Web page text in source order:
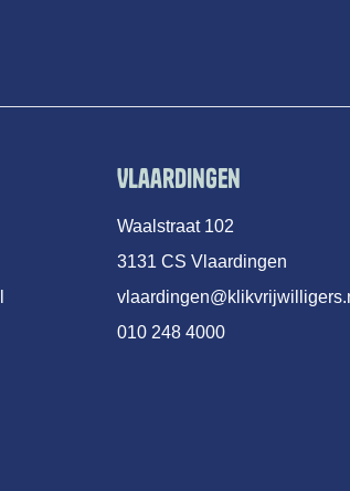
Vlaardingen
Waalstraat 102
3131 CS Vlaardingen
010 248 4000